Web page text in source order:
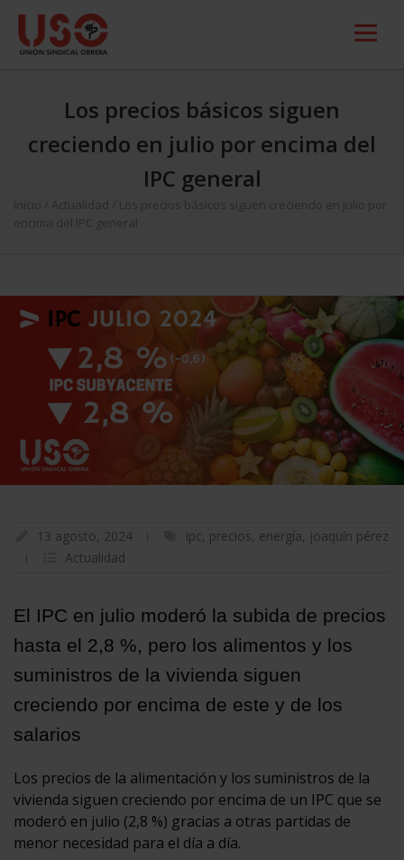
Los precios básicos siguen
creciendo en julio por encima del
IPC general
Inicio Actualidad
Los precios básicos siguen creciendo en julio por
encima del IPC general
13 agosto, 2024 ipc, precios, energía, joaquín pérez
Actualidad
El IPC en julio moderó la subida de precios
hasta el 2,8 %, pero los alimentos y los
suministros de la vivienda siguen
creciendo por encima de este y de los
salarios
Los precios de la alimentación y los suministros de la
vivienda siguen creciendo por encima de un IPC que se
moderó en julio (2,8 %) gracias a otras partidas de
menor necesidad para el día a día.